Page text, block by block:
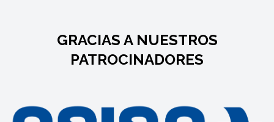
GRACIAS A NUESTROS
PATROCINADORES